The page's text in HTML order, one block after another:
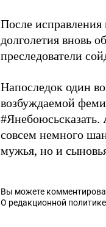
После исправления
долголетия вновь
преследователи
Напоследок один
возбуждаемой
#Янебоюсьсказать.
совсем немного
мужья, но и
Вы можете
О редакционной